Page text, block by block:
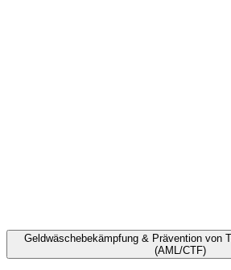
Geldwäschebekämpfung & Prävention von
(AML/CTF)